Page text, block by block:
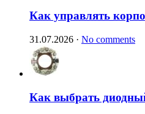
Как управлять
31.07.2026 · No comments
Как выбрать